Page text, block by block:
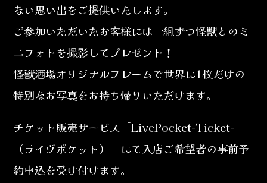
ない思い出をご提供いたします。
ご参加いただいたお客様には一組ずつ怪獣とのミ
ニフォトを撮影してプレゼント！
怪獣酒場オリジナルフレームで世界に1枚だけの
特別なお写真をお持ち帰りいただけます。
チケット販売サービス「LivePocket-Ticket-
（ライヴポケット）」にて入店ご希望者の事前予
約申込を受け付けます。